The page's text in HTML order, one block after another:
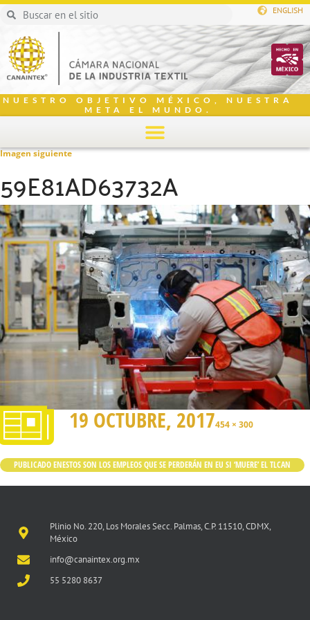
ENGLISH
NUESTRO OBJETIVO MÉXICO, NUESTRA
META EL MUNDO.
Imagen siguiente
59E81AD63732A
19 OCTUBRE, 2017454 × 300
PUBLICADO ENESTOS SON LOS EMPLEOS QUE SE PERDERÁN EN EU SI ‘MUERE’ EL TLCAN
Plinio No. 220, Los Morales Secc. Palmas, C.P. 11510, CDMX,
México
info@canaintex.org.mx
55 5280 8637